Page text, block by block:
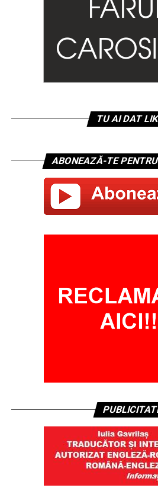
TU AI DAT
ABONEAZĂ-TE